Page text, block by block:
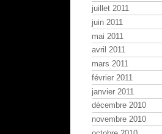
juillet 2011
juin 2011
mai 2011
avril 2011
mars 2011
février 2011
janvier 2011
décembre 2010
novembre 2010